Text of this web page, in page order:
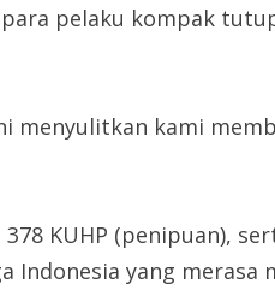
pelaku kompak
menyulitkan kami
KUHP (penipuan),
Indonesia yang merasa